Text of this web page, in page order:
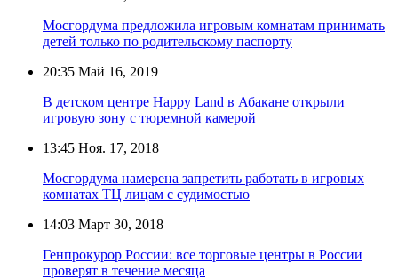
Мосгордума предложила игровым комнатам принимать
детей только по родительскому паспорту
20:35 Май 16, 2019
В детском центре Happy Land в Абакане открыли
игровую зону с тюремной камерой
13:45 Ноя. 17, 2018
Мосгордума намерена запретить работать в игровых
комнатах ТЦ лицам с судимостью
14:03 Март 30, 2018
Генпрокурор России: все торговые центры в России
проверят в течение месяца